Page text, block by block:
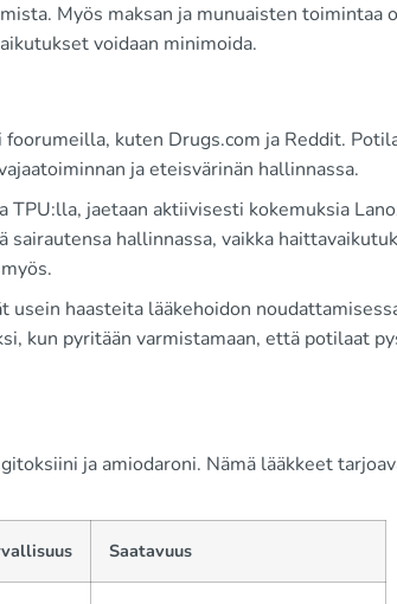
Myös maksan ja munuaisten toimintaa
voidaan minimoida.
kuten Drugs.com ja Reddit.
ja eteisvärinän hallinnassa.
jaetaan aktiivisesti kokemuksia
hallinnassa, vaikka
haasteita lääkehoidon
kun pyritään varmistamaan, että potilaat
ja amiodaroni. Nämä lääkkeet
Saatavuus